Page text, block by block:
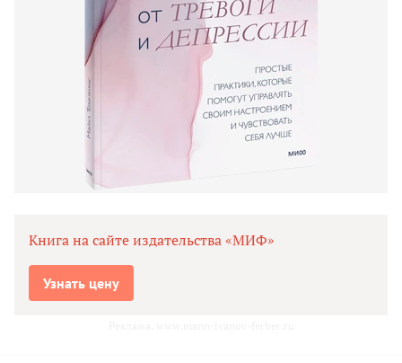
Книга на сайте издательства «МИФ»
Узнать цену